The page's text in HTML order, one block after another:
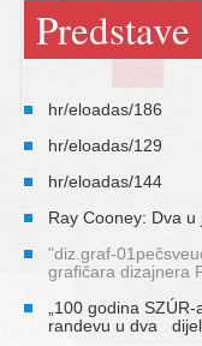
Predstave
hr/eloadas/186
hr/eloadas/129
hr/eloadas/144
Ray Cooney: Dva u
"diz.graf-
grafičara dizajnera
„100 godina
randevu u dva